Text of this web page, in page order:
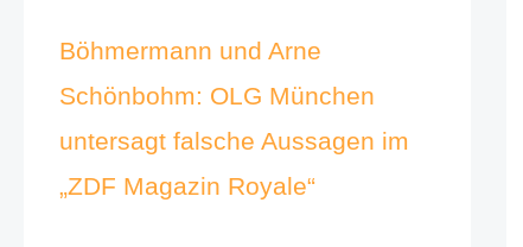
Böhmermann und Arne
Schönbohm: OLG München
untersagt falsche Aussagen im
„ZDF Magazin Royale“